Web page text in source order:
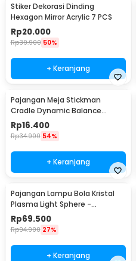
Stiker Dekorasi Dinding
Hexagon Mirror Acrylic 7 PCS
Rp20.000
Rp39.900 50%
+ Keranjang
Pajangan Meja Stickman
Cradle Dynamic Balance
Instrument Ball Pendulum
Rp16.400
Rp34.900 54%
+ Keranjang
Pajangan Lampu Bola Kristal
Plasma Light Sphere -
ZC211700
Rp69.500
Rp94.900 27%
+ Keranjang